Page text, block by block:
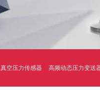
真空压力传感器 高频动态压力变送